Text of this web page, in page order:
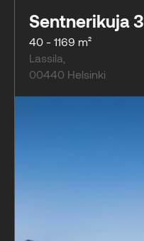
Sentnerikuja 3
40 - 1169 m²
Lassila
00440 Helsinki